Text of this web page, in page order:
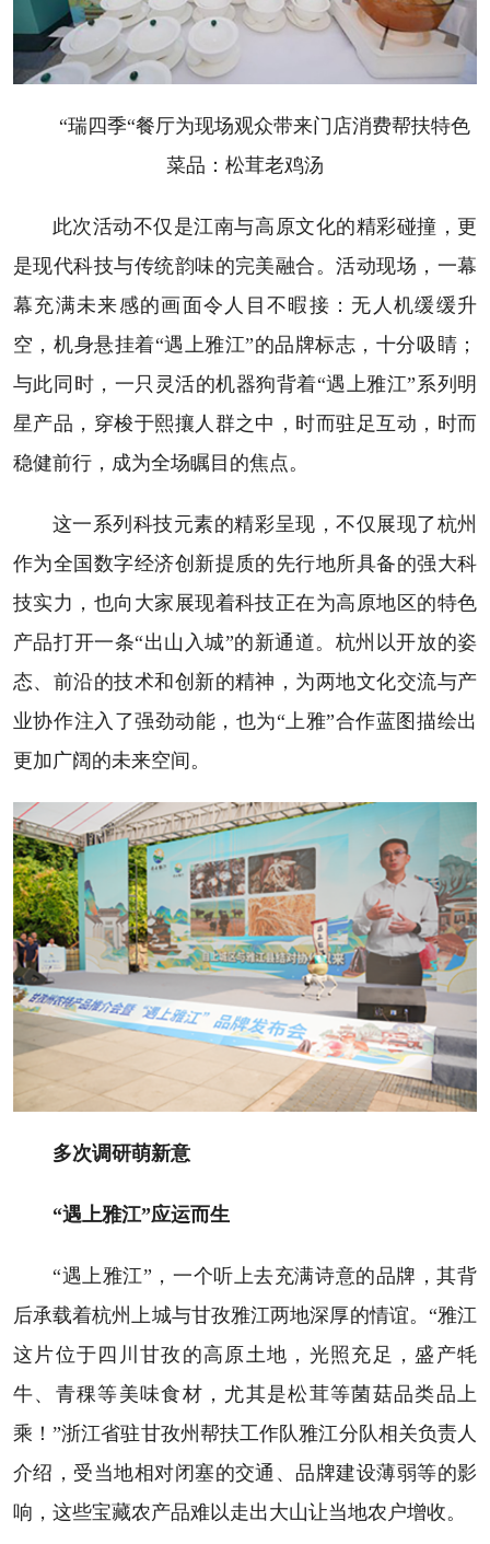
“瑞四季“餐厅为现场观众带来门店消费帮扶特色
菜品：松茸老鸡汤
此次活动不仅是江南与高原文化的精彩碰撞，更
是现代科技与传统韵味的完美融合。活动现场，一幕
幕充满未来感的画面令人目不暇接：无人机缓缓升
空，机身悬挂着“遇上雅江”的品牌标志，十分吸睛；
与此同时，一只灵活的机器狗背着“遇上雅江”系列明
星产品，穿梭于熙攘人群之中，时而驻足互动，时而
稳健前行，成为全场瞩目的焦点。
这一系列科技元素的精彩呈现，不仅展现了杭州
作为全国数字经济创新提质的先行地所具备的强大科
技实力，也向大家展现着科技正在为高原地区的特色
产品打开一条“出山入城”的新通道。杭州以开放的姿
态、前沿的技术和创新的精神，为两地文化交流与产
业协作注入了强劲动能，也为“上雅”合作蓝图描绘出
更加广阔的未来空间。
多次调研萌新意
“遇上雅江”应运而生
“遇上雅江”，一个听上去充满诗意的品牌，其背
后承载着杭州上城与甘孜雅江两地深厚的情谊。“雅江
这片位于四川甘孜的高原土地，光照充足，盛产牦
牛、青稞等美味食材，尤其是松茸等菌菇品类品上
乘！”浙江省驻甘孜州帮扶工作队雅江分队相关负责人
介绍，受当地相对闭塞的交通、品牌建设薄弱等的影
响，这些宝藏农产品难以走出大山让当地农户增收。